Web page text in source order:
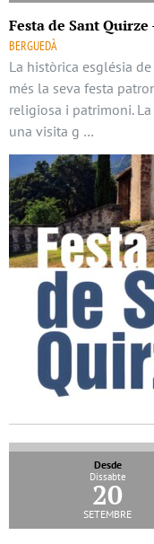
Festa de Sant
BERGUEDÀ
La històrica església
més la seva festa
religiosa i patrimoni.
una visita g …
Desde
Dissabte
20
setembre